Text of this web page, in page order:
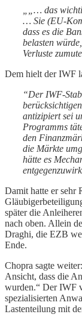
„„… das
… Sie (EU-
dass es die
belasten
Verluste
Dem hielt der IWF
“Der IWF-
antizipiert sei
Programms
den
die Märkte
hätte es
Damit hatte er sehr
später die
nach oben. Allein
Draghi, die EZB
Ende.
Chopra sagte
Ansicht, dass die
wurden.“ Der IWF
spezialisierten
Lastenteilung mit